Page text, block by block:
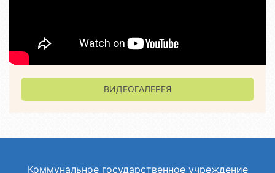
ВИДЕОГАЛЕРЕЯ
Коммунальное государственное учреждение